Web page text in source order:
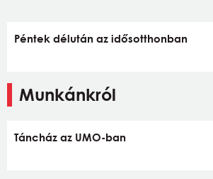
Péntek délután az idősotthonban
Munkánkról
Táncház az UMO-ban